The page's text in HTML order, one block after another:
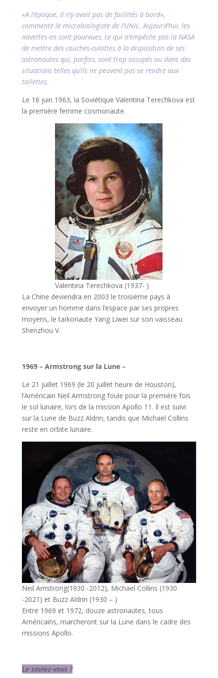
«A l’époque, il n’y avait pas de facilités à bord»,
commente le microbiologiste de l’UNIL. Aujourd’hui, les
navettes en sont pourvues, ce qui n’empêche pas la NASA
de mettre des couches-culottes à la disposition de ses
astronautes qui, parfois, sont trop occupés ou dans des
situations telles qu’ils ne peuvent pas se rendre aux
toilettes.
Le 16 juin 1963, la Soviétique Valentina Terechkova est
la première femme cosmonaute.
Valentina Terechkova (1937- )
La Chine deviendra en 2003 le troisième pays à
envoyer un homme dans l’espace par ses propres
moyens, le taïkonaute Yang Liwei sur son vaisseau
Shenzhou V.
1969 – Armstrong sur la Lune –
Le 21 juillet 1969 (le 20 juillet heure de Houston),
l’Américain Neil Armstrong foule pour la première fois
le sol lunaire, lors de la mission Apollo 11. Il est suivi
sur la Lune de Buzz Aldrin, tandis que Michael Collins
reste en orbite lunaire.
Neil Amstrong(1930 -2012), Michael Collins (1930
-2021) et Buzz Aldrin (1930 – )
Entre 1969 et 1972, douze astronautes, tous
Américains, marcheront sur la Lune dans le cadre des
missions Apollo.
Le saviez-vous ?